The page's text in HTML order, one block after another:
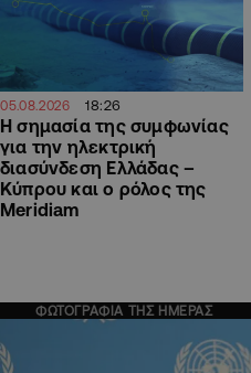
05.08.2026 18:26
H σημασία της συμφωνίας
για την ηλεκτρική
διασύνδεση Ελλάδας –
Κύπρου και ο ρόλος της
Meridiam
ΦΩΤΟΓΡΑΦΙΑ ΤΗΣ ΗΜΕΡΑΣ